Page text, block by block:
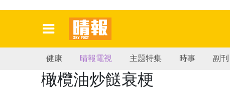
健康 晴報電視 主題特集 時事 副刊
橄欖油炒餸衰梗